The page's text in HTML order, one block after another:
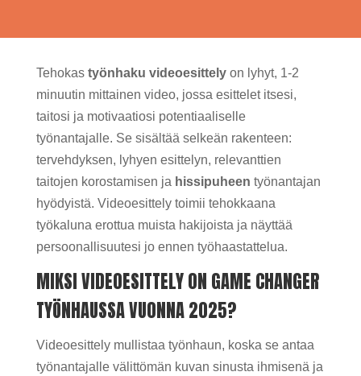
Tehokas työnhaku videoesittelyon lyhyt, 1-2
minuutin mittainen video, jossa esittelet itsesi,
taitosi ja motivaatiosi potentiaaliselle
työnantajalle. Se sisältää selkeän rakenteen:
tervehdyksen, lyhyen esittelyn, relevanttien
taitojen korostamisen ja hissipuheen työnantajan
hyödyistä. Videoesittely toimii tehokkaana
työkaluna erottua muista hakijoista ja näyttää
persoonallisuutesi jo ennen työhaastattelua.
MIKSI VIDEOESITTELY ON GAME CHANGER
TYÖNHAUSSA VUONNA 2025?
Videoesittely mullistaa työnhaun, koska se antaa
työnantajalle välittömän kuvan sinusta ihmisenä ja